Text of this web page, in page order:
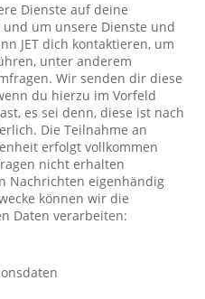
Dienste auf deine
um unsere Dienste und
JET dich kontaktieren, um
unter anderem
Wir senden dir diese
du hierzu im Vorfeld
es sei denn, diese ist nach
Die Teilnahme an
erfolgt vollkommen
nicht erhalten
Nachrichten eigenhändig
können wir die
Daten verarbeiten: